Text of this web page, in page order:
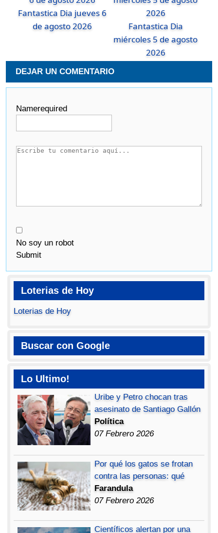
Fantastica Dia jueves 6
de agosto 2026
Fantastica Dia
miércoles 5 de agosto
2026
DEJAR UN COMENTARIO
Namerequired
No soy un robot
Submit
Loterias de Hoy
Loterias de Hoy
Buscar con Google
Lo Ultimo!
Uribe y Petro chocan tras
asesinato de Santiago Gallón
Política
07 Febrero 2026
Por qué los gatos se frotan
contra las personas: qué
Farandula
07 Febrero 2026
Científicos alertan por una